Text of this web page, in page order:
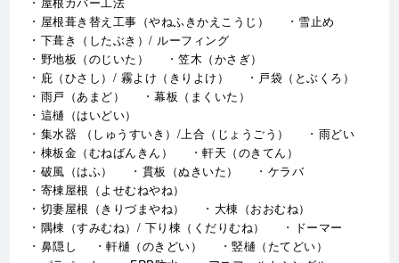
屋根葺き替え工事（やねふきかえこうじ）
雪止め
下葺き（したぶき）/ ルーフィング
野地板（のじいた）
笠木（かさぎ）
庇（ひさし）/ 霧よけ（きりよけ）
戸袋（とぶくろ）
雨戸（あまど）
幕板（まくいた）
這樋（はいどい）
集水器 （しゅうすいき）/上合（じょうごう）
雨どい
棟板金（むねばんきん）
軒天（のきてん）
破風（はふ）
貫板（ぬきいた）
ケラバ
寄棟屋根（よせむねやね）
切妻屋根（きりづまやね）
大棟（おおむね）
隅棟（すみむね）/ 下り棟（くだりむね）
ドーマー
鼻隠し
軒樋（のきどい）
竪樋（たてどい）